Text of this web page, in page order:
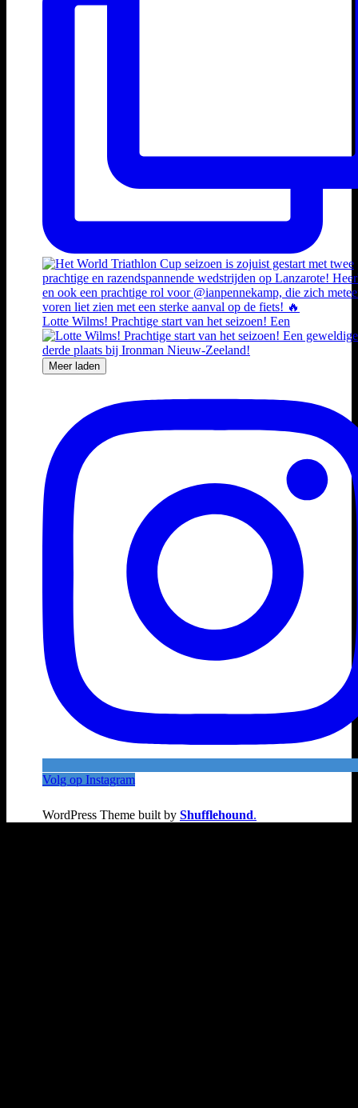
Lotte Wilms! Prachtige start van het seizoen! Een
Meer laden
Volg op Instagram
WordPress Theme built by Shufflehound.